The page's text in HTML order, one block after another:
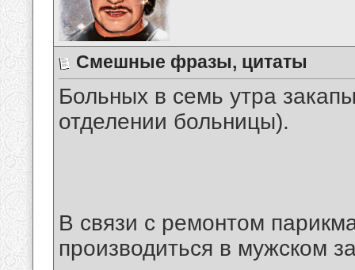
Смешные фразы, цитаты
Больных в семь утра
отделении больницы).
В связи с ремонтом
производиться в мужском